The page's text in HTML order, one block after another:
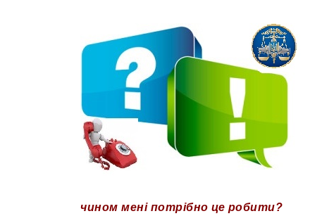
чином мені потрібно це робити?